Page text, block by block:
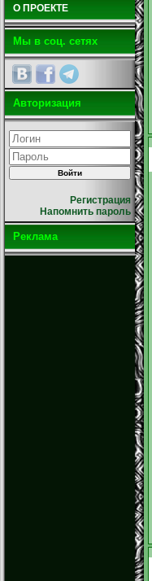
О ПРОЕКТЕ
Мы в соц. сетях
Авторизация
Регистрация
Напомнить пароль
Реклама